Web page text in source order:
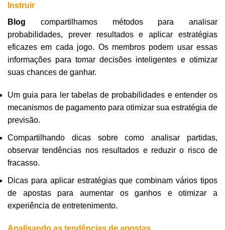
Instruir
Blog compartilhamos métodos para analisar
probabilidades, prever resultados e aplicar estratégias
eficazes em cada jogo. Os membros podem usar essas
informações para tomar decisões inteligentes e otimizar
suas chances de ganhar.
Um guia para ler tabelas de probabilidades e entender os
mecanismos de pagamento para otimizar sua estratégia de
previsão.
Compartilhando dicas sobre como analisar partidas,
observar tendências nos resultados e reduzir o risco de
fracasso.
Dicas para aplicar estratégias que combinam vários tipos
de apostas para aumentar os ganhos e otimizar a
experiência de entretenimento.